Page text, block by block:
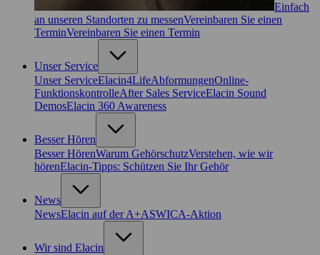
Einfach
an unseren Standorten zu messenVereinbaren Sie einen
TerminVereinbaren Sie einen Termin
Unser Service
Unser ServiceElacin4LifeAbformungenOnline-
FunktionskontrolleAfter Sales ServiceElacin Sound
DemosElacin 360 Awareness
Besser Hören
Besser HörenWarum GehörschutzVerstehen, wie wir
hörenElacin-Tipps: Schützen Sie Ihr Gehör
News
NewsElacin auf der A+ASWICA-Aktion
Wir sind Elacin